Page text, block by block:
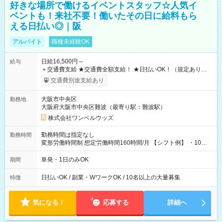
好きな場所で働けるイベントスタッフ☆人気イ
ベントも！来社不要！働いたその日に給料もら
える日払い◎｜阪
アルバイト 職種未経験OK
給与
日給16,500円～
＋交通費支給 ★交通費全額支給！ ★日払いOK！（規定あり） ┗
働いたその日に現金GET♪ お仕事後はコンビニATMから 日払
交通費別途支給あり
勤務地
大阪市中央区
大阪府大阪市中央区難波（最寄り駅：難波駅）
株式会社ワンベルウッズ
勤務時間
勤務時間は指定なし
変形労働時間制 想定労働時間160時間/月 【シフト例】 ・10：
00～20：00
期間 単発・1日のみOK
特徴 日払いOK / 副業・WワークOK / 10名以上の大量募集
気になる！ 応募する 詳細へ